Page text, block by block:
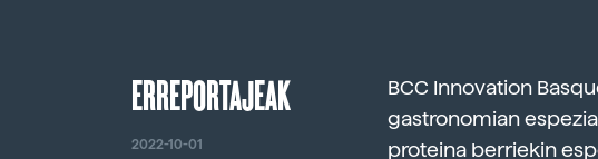
ERREPORTAJEAK
2022-10-01
BCC Innovation
gastronomian
proteina berriekin